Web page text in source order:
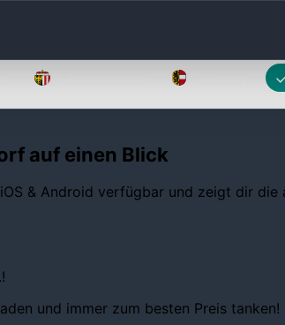
auf einen Blick
& Android verfügbar und zeigt dir
und immer zum besten Preis tanken!